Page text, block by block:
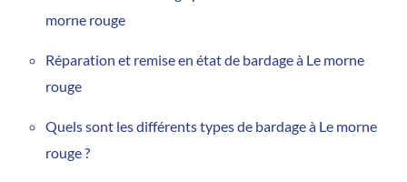
morne rouge
Réparation et remise en état de bardage à Le morne
rouge
Quels sont les différents types de bardage à Le morne
rouge ?